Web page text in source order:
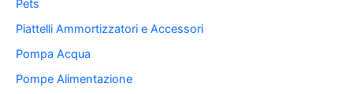
Pets
Piattelli Ammortizzatori e Accessori
Pompa Acqua
Pompe Alimentazione